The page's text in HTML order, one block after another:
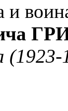
и
(1923-